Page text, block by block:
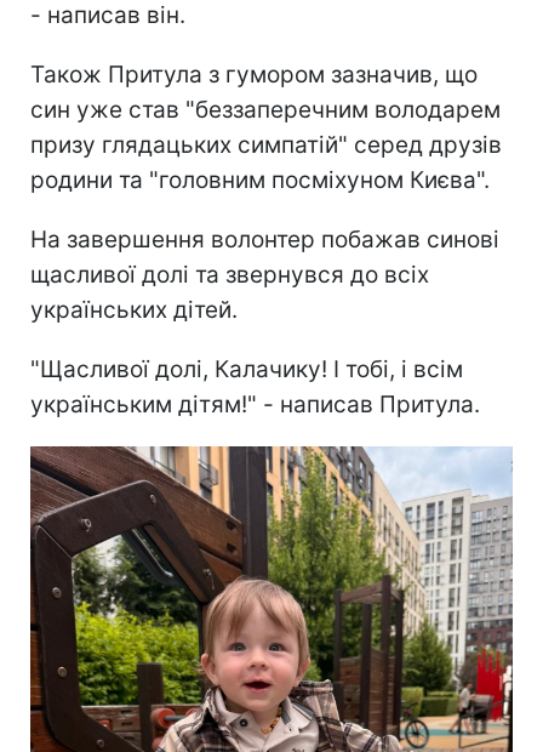
- написав він.
Також Притула з гумором зазначив, що
син уже став "беззаперечним володарем
призу глядацьких симпатій" серед друзів
родини та "головним посміхуном Києва".
На завершення волонтер побажав синові
щасливої долі та звернувся до всіх
українських дітей.
"Щасливої долі, Калачику! І тобі, і всім
українським дітям!" - написав Притула.